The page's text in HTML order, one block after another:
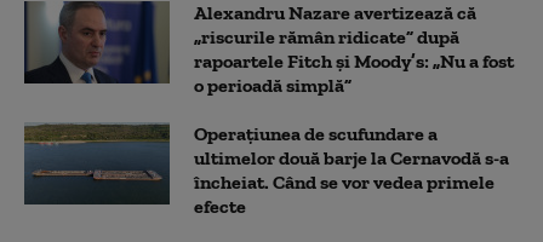
Alexandru Nazare avertizează că
„riscurile rămân ridicate” după
rapoartele Fitch și Moody’s: „Nu a fost
o perioadă simplă”
Operațiunea de scufundare a
ultimelor două barje la Cernavodă s-a
încheiat. Când se vor vedea primele
efecte